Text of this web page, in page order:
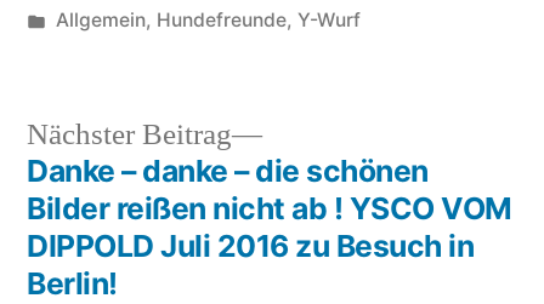
von
Veröffentlicht
Allgemein, Hundefreunde, Y-Wurf
Beitragsnavigation
Nächster Beitrag
Nächster
Beitrag:
Danke – danke – die schönen
Bilder reißen nicht ab ! YSCO VOM
DIPPOLD Juli 2016 zu Besuch in
Berlin!